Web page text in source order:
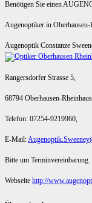
Benötigen Sie einen
Augenoptiker in Oberhausen-
Augenoptik Constanze
Rangersdorfer Strasse 5,
68794 Oberhausen-
Telefon: 07254-9219960,
E-Mail:
Bitte um Terminvereinbarung
Webseite http://